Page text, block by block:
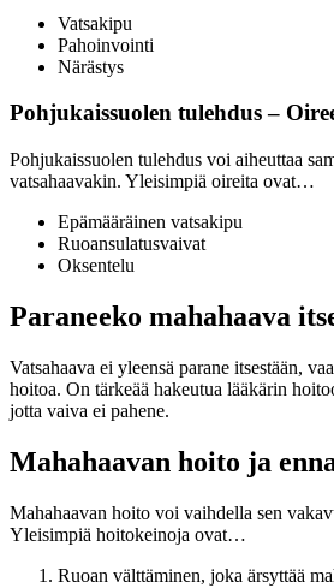
Vatsakipu
Pahoinvointi
Närästys
Pohjukaissuolen tulehdus –
Pohjukaissuolen tulehdus voi aiheuttaa
vatsahaavakin. Yleisimpiä oireita ovat…
Epämääräinen vatsakipu
Ruoansulatusvaivat
Oksentelu
Paraneeko mahahaava
Vatsahaava ei yleensä parane itsestään,
hoitoa. On tärkeää hakeutua lääkärin
jotta vaiva ei pahene.
Mahahaavan hoito ja
Mahahaavan hoito voi vaihdella sen
Yleisimpiä hoitokeinoja ovat…
Ruoan välttäminen, joka ärsyttää